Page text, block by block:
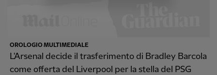
OROLOGIO MULTIMEDIALE
L'Arsenal decide il trasferimento di Bradley Barcola
come offerta del Liverpool per la stella del PSG